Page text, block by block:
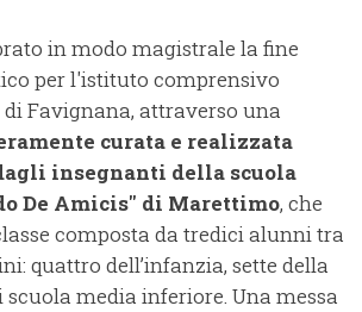
in modo magistrale la fine
per l'istituto comprensivo
Favignana, attraverso una
curata e realizzata
insegnanti della scuola
De Amicis" di Marettimo, che
composta da tredici alunni tra
quattro dell’infanzia, sette della
media inferiore. Una messa